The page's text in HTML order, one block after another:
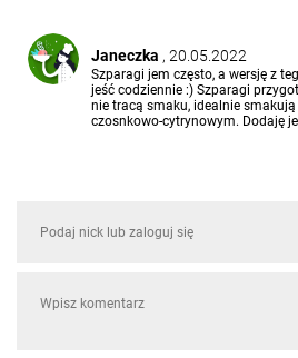
Janeczka , 20.05.2022
Szparagi jem często, a wersję z
jeść codziennie :) Szparagi
nie tracą smaku, idealnie smakują
czosnkowo-cytrynowym. Dodaję